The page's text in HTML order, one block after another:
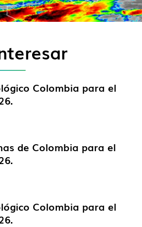
Colombia para el
de Colombia para el
Colombia para el